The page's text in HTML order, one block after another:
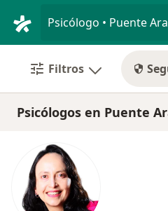
Filtros
Psicólogos en Puente